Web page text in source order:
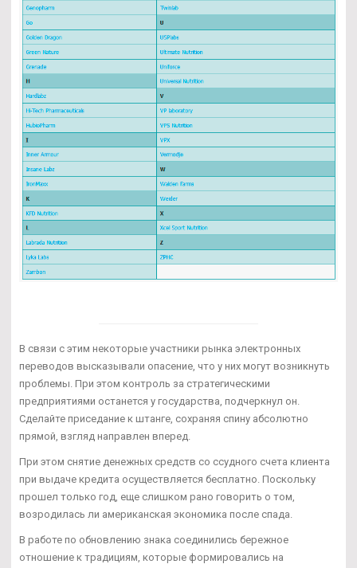
В связи с этим некоторые участники рынка электронных
переводов высказывали опасение, что у них могут возникнуть
проблемы. При этом контроль за стратегическими
предприятиями останется у государства, подчеркнул он.
Сделайте приседание к штанге, сохраняя спину абсолютно
прямой, взгляд направлен вперед.
При этом снятие денежных средств со ссудного счета клиента
при выдаче кредита осуществляется бесплатно. Поскольку
прошел только год, еще слишком рано говорить о том,
возродилась ли американская экономика после спада.
В работе по обновлению знака соединились бережное
отношение к традициям, которые формировались на